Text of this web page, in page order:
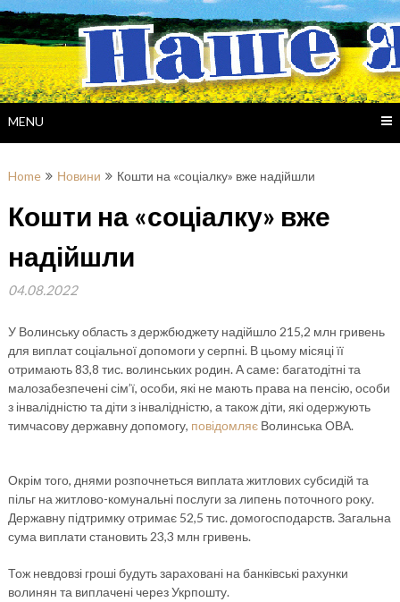
Skip
to
content
MENU
Home Новини Кошти на «соціалку» вже надійшли
Кошти на «соціалку» вже
надійшли
04.08.2022
У Волинську область з держбюджету надійшло 215,2 млн гривень
для виплат соціальної допомоги у серпні. В цьому місяці її
отримають 83,8 тис. волинських родин. А саме: багатодітні та
малозабезпечені сім’ї, особи, які не мають права на пенсію, особи
з інвалідністю та діти з інвалідністю, а також діти, які одержують
тимчасову державну допомогу, повідомляєВолинська ОВА.
Окрім того, днями розпочнеться виплата житлових субсидій та
пільг на житлово-комунальні послуги за липень поточного року.
Державну підтримку отримає 52,5 тис. домогосподарств. Загальна
сума виплати становить 23,3 млн гривень.
Тож невдовзі гроші будуть зараховані на банківські рахунки
волинян та виплачені через Укрпошту.